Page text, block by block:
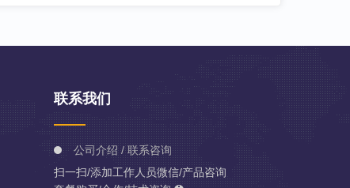
联系我们
公司介绍 / 联系咨询
扫一扫/添加工作人员微信/产品咨询